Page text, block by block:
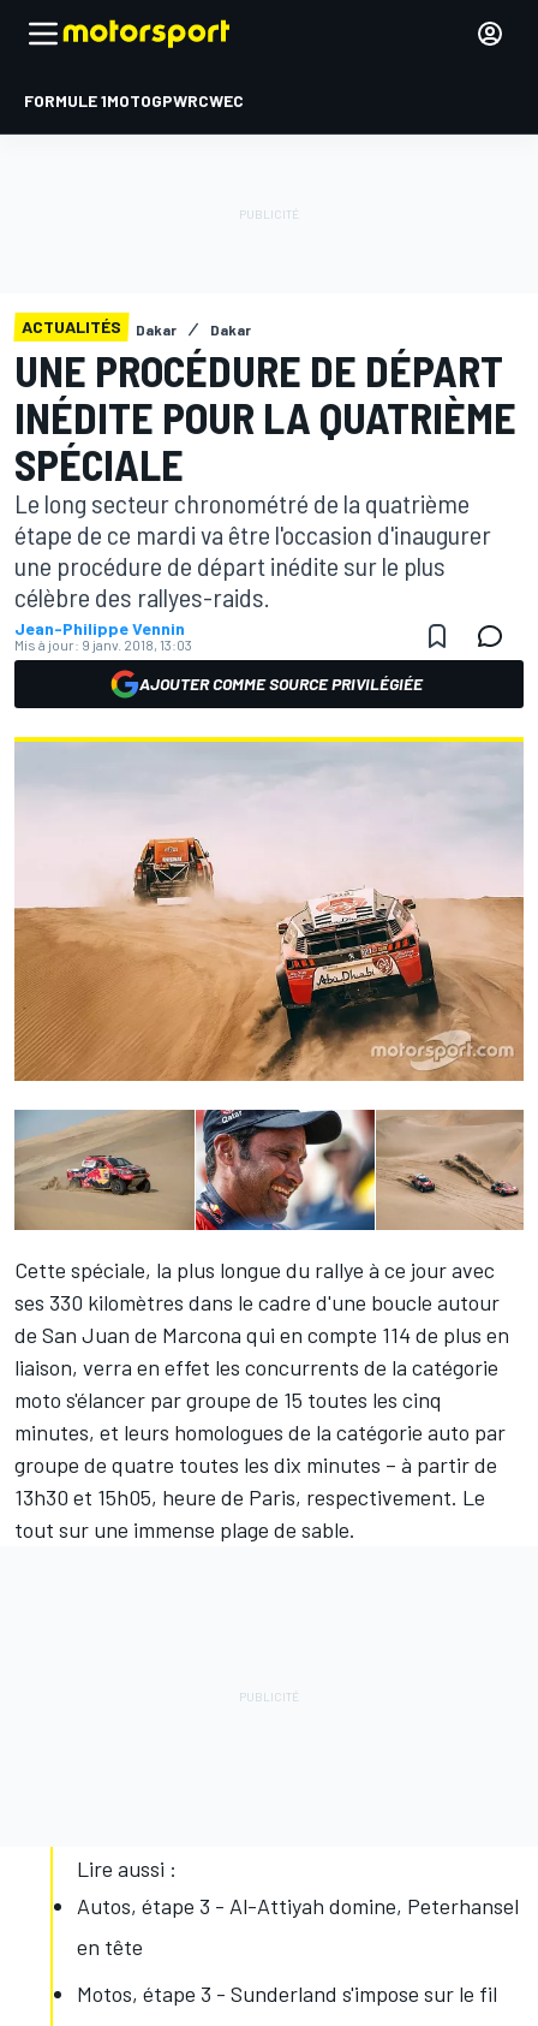
FORMULE 1MOTOGPWRCWEC
ACTUALITÉS Dakar Dakar
UNE PROCÉDURE DE DÉPART
INÉDITE POUR LA QUATRIÈME
SPÉCIALE
Le long secteur chronométré de la quatrième
étape de ce mardi va être l'occasion d'inaugurer
une procédure de départ inédite sur le plus
célèbre des rallyes-raids.
Jean-Philippe Vennin
Mis à jour: 9 janv. 2018, 13:03
AJOUTER COMME SOURCE PRIVILÉGIÉE
Cette spéciale, la plus longue du rallye à ce jour avec
ses 330 kilomètres dans le cadre d'une boucle autour
de San Juan de Marcona qui en compte 114 de plus en
liaison, verra en effet les concurrents de la catégorie
moto s'élancer par groupe de 15 toutes les cinq
minutes, et leurs homologues de la catégorie auto par
groupe de quatre toutes les dix minutes – à partir de
13h30 et 15h05, heure de Paris, respectivement. Le
tout sur une immense plage de sable.
Lire aussi :
Autos, étape 3 - Al-Attiyah domine, Peterhansel
en tête
Motos, étape 3 - Sunderland s'impose sur le fil